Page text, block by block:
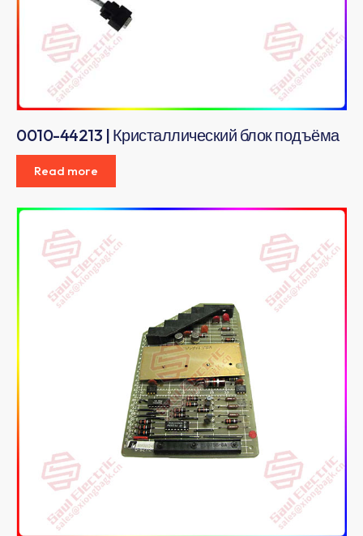
0010-44213 | Кристаллический блок подъёма
Read more